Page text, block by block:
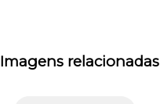
Imagens relacionadas